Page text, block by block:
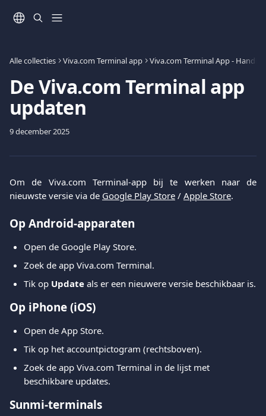
Alle collecties Viva.com Terminal app
De Viva.com Terminal app
updaten
9 december 2025
Om de Viva.com Terminal-app bij te werken naar de
nieuwste versie via de Google Play Store / Apple Store.
Op Android-apparaten
Open de Google Play Store.
Zoek de app Viva.com Terminal.
Tik op Update als er een nieuwere versie beschikbaar is.
Op iPhone (iOS)
Open de App Store.
Tik op het accountpictogram (rechtsboven).
Zoek de app Viva.com Terminal in de lijst met
beschikbare updates.
Sunmi-terminals